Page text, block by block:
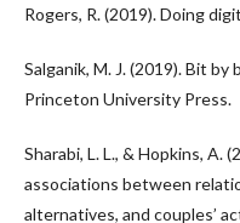
Rogers, R. (2019). Doing
Salganik, M. J. (2019). Bit
Princeton University Press.
Sharabi, L. L., & Hopkins, A.
associations between
alternatives, and couples’